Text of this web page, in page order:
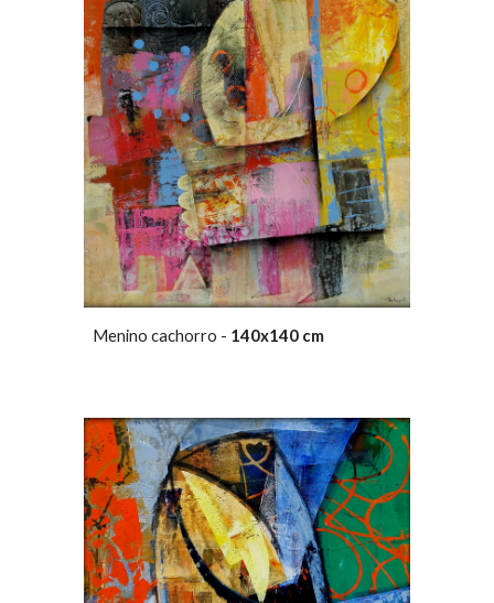
Menino cachorro - 140x140 cm